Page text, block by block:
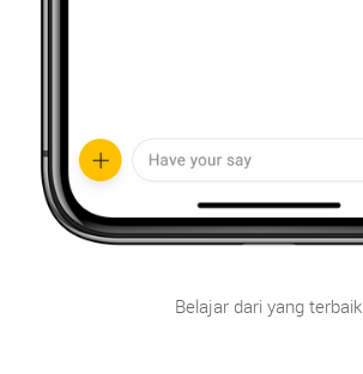
Belajar dari yang terbaik